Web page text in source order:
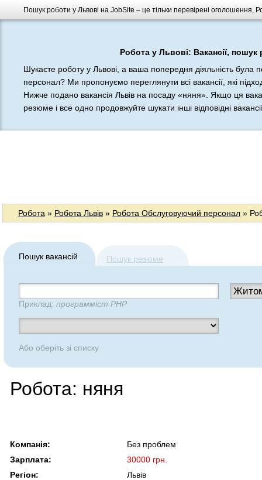
Пошук роботи у Львові на JobSite – це тільки перевірені оголошення,
Робота у Львові: Вакансії, пошук
Шукаєте роботу у Львові, а ваша попередня діяльність
персонал? Ми пропонуємо переглянути всі вакансії, які
Нижче подано вакансія Львів на посаду «няня». Якщо ця
резюме і все одно продовжуйте шукати інші відповідні
Робота » Робота Львів » Робота Обслуговуючий персонал »
Пошук вакансій Пошук резюме
Приклад: программіст PHP
Або оберіть зі списку
Робота: няня
Компанія:
Без проблем
Зарплата:
30000 грн.
Регіон:
Львів